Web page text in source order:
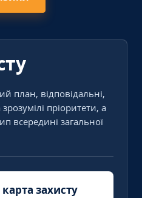
план, відповідальні,
пріоритети, а
всередині загальної
захисту